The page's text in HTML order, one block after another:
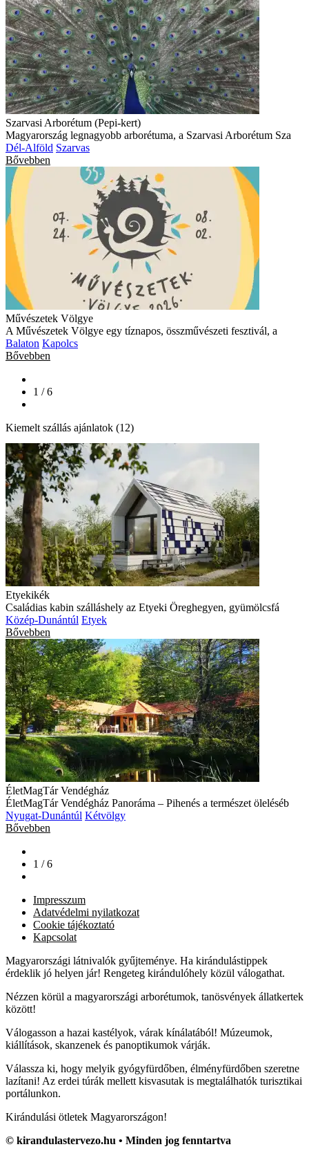
Szarvasi Arborétum (Pepi-kert)
Magyarország legnagyobb arborétuma, a Szarvasi Arborétum Sza
Dél-Alföld Szarvas
Bővebben
Művészetek Völgye
A Művészetek Völgye egy tíznapos, összművészeti fesztivál, a
Balaton Kapolcs
Bővebben
1 / 6
Kiemelt szállás ajánlatok (12)
Etyekikék
Családias kabin szálláshely az Etyeki Öreghegyen, gyümölcsfá
Közép-Dunántúl Etyek
Bővebben
ÉletMagTár Vendégház
ÉletMagTár Vendégház Panoráma – Pihenés a természet öleléséb
Nyugat-Dunántúl Kétvölgy
Bővebben
1 / 6
Impresszum
Adatvédelmi nyilatkozat
Cookie tájékoztató
Kapcsolat
Magyarországi látnivalók gyűjteménye. Ha kirándulástippek
érdeklik jó helyen jár! Rengeteg kirándulóhely közül válogathat.
Nézzen körül a magyarországi arborétumok, tanösvények állatkertek
között!
Válogasson a hazai kastélyok, várak kínálatából! Múzeumok,
kiállítások, skanzenek és panoptikumok várják.
Válassza ki, hogy melyik gyógyfürdőben, élményfürdőben szeretne
lazítani! Az erdei túrák mellett kisvasutak is megtalálhatók turisztikai
portálunkon.
Kirándulási ötletek Magyarországon!
© kirandulastervezo.hu • Minden jog fenntartva